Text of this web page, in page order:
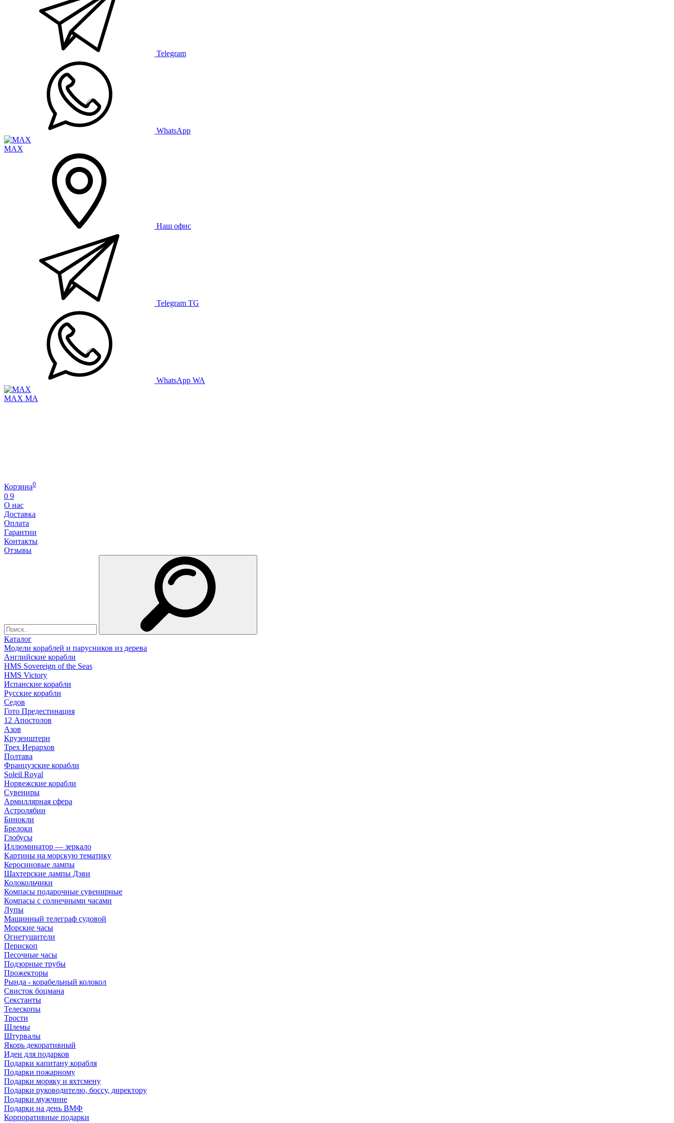
Telegram
WhatsApp
MAX
Наш офис
Telegram TG
WhatsApp WA
MAX MA
Корзина0
0 9
О нас
Доставка
Оплата
Гарантии
Контакты
Отзывы
Каталог
Модели кораблей и парусников из дерева
Английские корабли
HMS Sovereign of the Seas
HMS Victory
Испанские корабли
Русские корабли
Седов
Гото Предестинация
12 Апостолов
Азов
Крузенштерн
Трех Иерархов
Полтава
Французские корабли
Soleil Royal
Норвежские корабли
Сувениры
Армиллярная сфера
Астролябии
Бинокли
Брелоки
Глобусы
Иллюминатор — зеркало
Картины на морскую тематику
Керосиновые лампы
Шахтерские лампы Дэви
Колокольчики
Компасы подарочные сувенирные
Компасы с солнечными часами
Лупы
Машинный телеграф судовой
Морские часы
Огнетушители
Перископ
Песочные часы
Подзорные трубы
Прожекторы
Рында - корабельный колокол
Свисток боцмана
Секстанты
Телескопы
Трости
Шлемы
Штурвалы
Якорь декоративный
Идеи для подарков
Подарки капитану корабля
Подарки пожарному
Подарки моряку и яхтсмену
Подарки руководителю, боссу, директору
Подарки мужчине
Подарки на день ВМФ
Корпоративные подарки